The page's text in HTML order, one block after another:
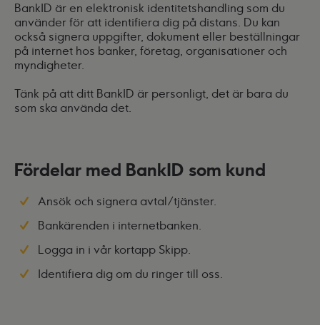
BankID är en elektronisk identitetshandling som du
använder för att identifiera dig på distans. Du kan
också signera uppgifter, dokument eller beställningar
på internet hos banker, företag, organisationer och
myndigheter.
Tänk på att ditt BankID är personligt, det är bara du
som ska använda det.
Fördelar med BankID som kund
Ansök och signera avtal/tjänster.
Bankärenden i internetbanken.
Logga in i vår kortapp Skipp.
Identifiera dig om du ringer till oss.